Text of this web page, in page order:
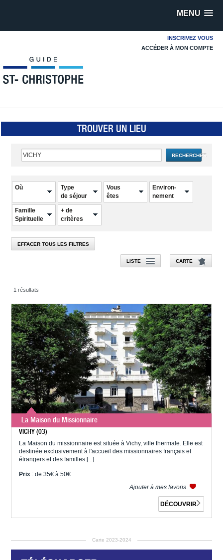
MENU
INSCRIVEZ VOUS
ACCÉDER À MON COMPTE
TROUVER UN LIEU
RECHERCHER
Où
Type
de séjour
Vous
êtes
Environ-
nement
Famille
Spirituelle
+ de
critères
EFFACER TOUS LES FILTRES
LISTE CARTE
1 résultats
La Maison du Missionnaire
VICHY (03)
La Maison du missionnaire est située à Vichy, ville thermale. Elle est
destinée exclusivement à l'accueil des missionnaires français et
étrangers et des familles [...]
Prix : de 35€ à 50€
Ajouter à mes favoris
DÉCOUVRIR
Carte 2023-2024